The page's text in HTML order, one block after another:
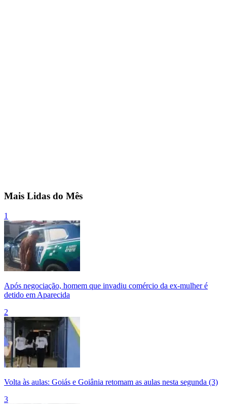
Mais Lidas do Mês
1
Após negociação, homem que invadiu comércio da ex-mulher é
detido em Aparecida
2
Volta às aulas: Goiás e Goiânia retomam as aulas nesta segunda (3)
3